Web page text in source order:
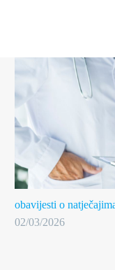
obavijesti o
02/03/2026